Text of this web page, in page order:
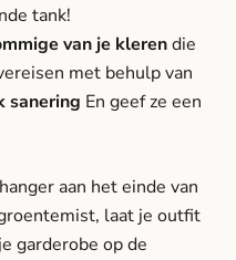
tank!
van je klerendie
met behulp van
sanering En geef ze een
aan het einde van
laat je outfit
garderobe op de